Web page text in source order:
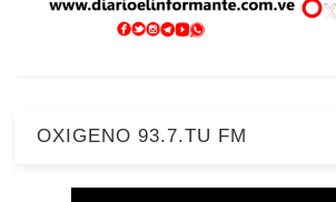
OXIGENO 93.7.TU FM